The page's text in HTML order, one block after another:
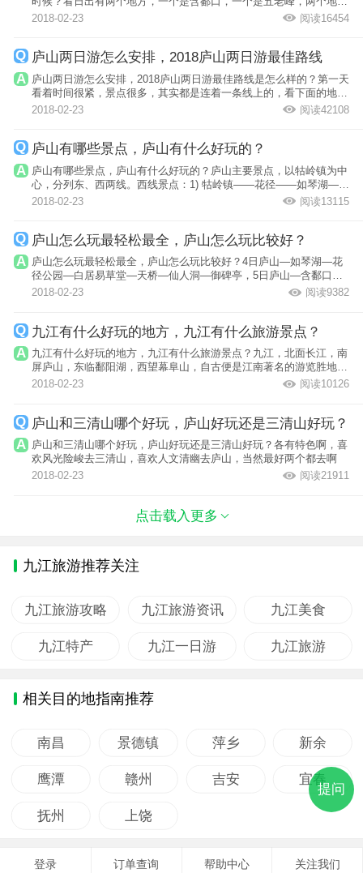
各有优点：...
2018-02-23 阅读16454
庐山两日游怎么安排，2018庐山两日游最佳路线
庐山两日游怎么安排，2018庐山两日游最佳路线是怎么样的？第一天
看着时间很紧，景点很多，其实都是连着一条线上的，看下面的地形
图就知道了...
2018-02-23 阅读42108
庐山有哪些景点，庐山有什么好玩的？
庐山有哪些景点，庐山有什么好玩的？庐山主要景点，以牯岭镇为中
心，分列东、西两线。西线景点：1) 牯岭镇——花径——如琴湖——
锦绣谷—...
2018-02-23 阅读13115
庐山怎么玩最轻松最全，庐山怎么玩比较好？
庐山怎么玩最轻松最全，庐山怎么玩比较好？4日庐山—如琴湖—花
径公园—白居易草堂—天桥—仙人洞—御碑亭，5日庐山—含鄱口—
庐山植物园—...
2018-02-23 阅读9382
九江有什么好玩的地方，九江有什么旅游景点？
九江有什么好玩的地方，九江有什么旅游景点？九江，北面长江，南
屏庐山，东临鄱阳湖，西望幕阜山，自古便是江南著名的游览胜地，
分为市区、...
2018-02-23 阅读10126
庐山和三清山哪个好玩，庐山好玩还是三清山好玩？
庐山和三清山哪个好玩，庐山好玩还是三清山好玩？各有特色啊，喜
欢风光险峻去三清山，喜欢人文清幽去庐山，当然最好两个都去啊
2018-02-23
阅读21911
点击载入更多
九江旅游推荐关注
九江旅游攻略 九江旅游资讯 九江美食
九江特产 九江一日游 九江旅游
相关目的地指南推荐
南昌 景德镇 萍乡 新余
鹰潭 赣州 吉安 宜春
抚州 上饶
提问
登录 订单查询 帮助中心 关注我们